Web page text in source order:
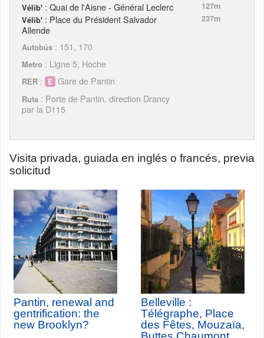
Vélib' : Quai de l'Aisne - Général Leclerc
127m
Vélib' : Place du Président Salvador
Allende
237m
Autobús : 151, 170
Metro : Ligne 5, Hoche
RER : Gare de Pantin
Ruta : Porte de Pantin, direction Drancy
par la D115
Visita privada, guiada en inglés o francés, previa
solicitud
Pantin, renewal and
gentrification: the
new Brooklyn?
Belleville :
Télégraphe, Place
des Fêtes, Mouzaïa,